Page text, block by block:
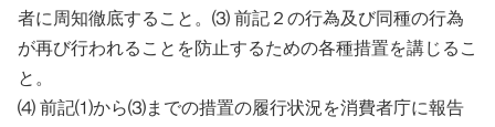
者に周知徹底すること。⑶ 前記２の行為及び同種の行為
が再び行われることを防止するための各種措置を講じるこ
と。
⑷ 前記⑴から⑶までの措置の履行状況を消費者庁に報告